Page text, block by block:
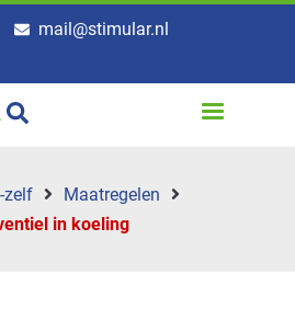
mail@stimular.nl
zelf
Maatregelen
in koeling